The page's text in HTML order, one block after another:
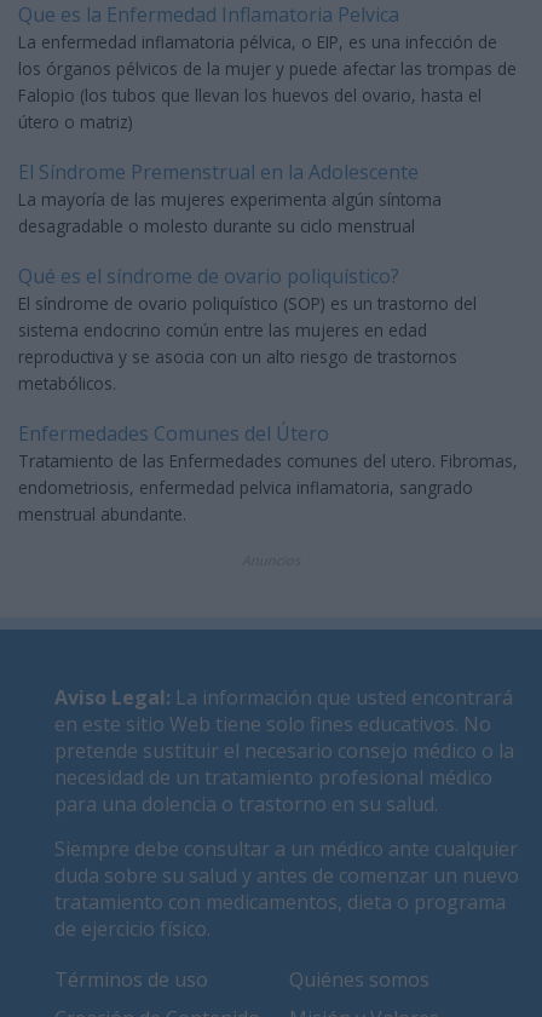
Que es la Enfermedad Inflamatoria Pelvica
La enfermedad inflamatoria pélvica, o EIP, es una infección de
los órganos pélvicos de la mujer y puede afectar las trompas de
Falopio (los tubos que llevan los huevos del ovario, hasta el
útero o matriz)
El Síndrome Premenstrual en la Adolescente
La mayoría de las mujeres experimenta algún síntoma
desagradable o molesto durante su ciclo menstrual
Qué es el síndrome de ovario poliquístico?
El síndrome de ovario poliquístico (SOP) es un trastorno del
sistema endocrino común entre las mujeres en edad
reproductiva y se asocia con un alto riesgo de trastornos
metabólicos.
Enfermedades Comunes del Útero
Tratamiento de las Enfermedades comunes del utero. Fibromas,
endometriosis, enfermedad pelvica inflamatoria, sangrado
menstrual abundante.
Aviso Legal: La información que usted encontrará
en este sitio Web tiene solo fines educativos. No
pretende sustituir el necesario consejo médico o la
necesidad de un tratamiento profesional médico
para una dolencia o trastorno en su salud.
Siempre debe consultar a un médico ante cualquier
duda sobre su salud y antes de comenzar un nuevo
tratamiento con medicamentos, dieta o programa
de ejercicio físico.
Términos de uso
Quiénes somos